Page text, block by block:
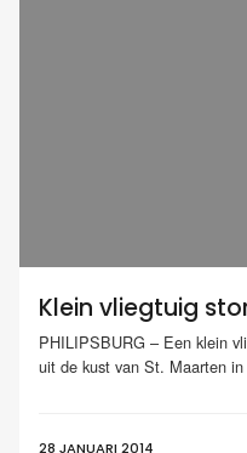
Klein vliegtuig
PHILIPSBURG – Een klein
uit de kust van St. Maarten
28 JANUARI 2014